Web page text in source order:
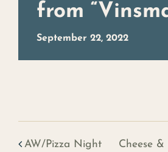
from
September 22, 2022
AW/Pizza Night Cheese &